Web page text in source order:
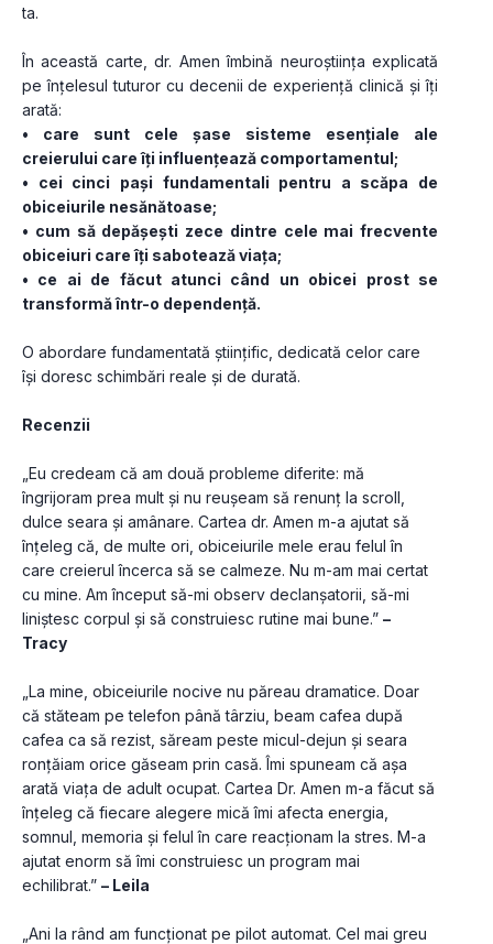
ta.
În această carte, dr. Amen îmbină neuroștiința explicată
pe înțelesul tuturor cu decenii de experiență clinică și îți
arată:
• care sunt cele șase sisteme esențiale ale
creierului care îți influențează comportamentul;
• cei cinci pași fundamentali pentru a scăpa de
obiceiurile nesănătoase;
• cum să depășești zece dintre cele mai frecvente
obiceiuri care îți sabotează viața;
• ce ai de făcut atunci când un obicei prost se
transformă într-o dependență.
O abordare fundamentată științific, dedicată celor care
își doresc schimbări reale și de durată.
Recenzii
„Eu credeam că am două probleme diferite: mă
îngrijoram prea mult și nu reușeam să renunț la scroll,
dulce seara și amânare. Cartea dr. Amen m-a ajutat să
înțeleg că, de multe ori, obiceiurile mele erau felul în
care creierul încerca să se calmeze. Nu m-am mai certat
cu mine. Am început să-mi observ declanșatorii, să-mi
liniștesc corpul și să construiesc rutine mai bune.” –
Tracy
„La mine, obiceiurile nocive nu păreau dramatice. Doar
că stăteam pe telefon până târziu, beam cafea după
cafea ca să rezist, săream peste micul-dejun și seara
ronțăiam orice găseam prin casă. Îmi spuneam că așa
arată viața de adult ocupat. Cartea Dr. Amen m-a făcut să
înțeleg că fiecare alegere mică îmi afecta energia,
somnul, memoria și felul în care reacționam la stres. M-a
ajutat enorm să îmi construiesc un program mai
echilibrat.” – Leila
„Ani la rând am funcționat pe pilot automat. Cel mai greu